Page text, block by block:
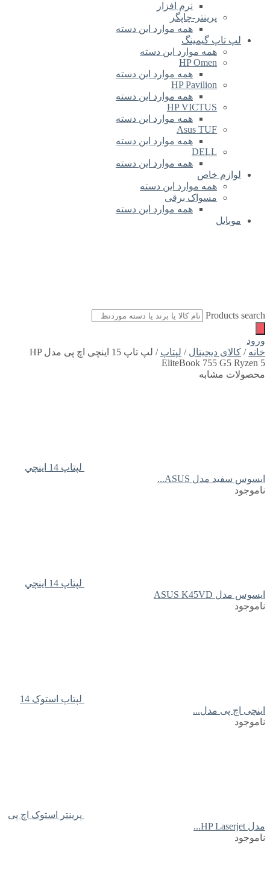
نرم افزار
پرینتر-چاپگر
همه موارد این دسته
لپ تاپ گیمینگ
همه موارد این دسته
HP Omen
همه موارد این دسته
HP Pavilion
همه موارد این دسته
HP VICTUS
همه موارد این دسته
Asus TUF
همه موارد این دسته
DELL
همه موارد این دسته
لوازم خاص
همه موارد این دسته
مسواک برقی
همه موارد این دسته
موبایل
Products search
ورود
خانه / کالای دیجیتال / لپتاپ
/ لپ تاپ 15 اینچی اچ پی مدل HP
EliteBook 755 G5 Ryzen 5
محصولات مشابه
لپتاپ 14 اينچي
ايسوس سفید مدل ASUS...
ناموجود
لپتاپ 14 اينچي
ايسوس مدل ASUS K45VD
ناموجود
لپتاپ استوک 14
اینچی اچ پی مدل...
ناموجود
پرینتر استوک اچ پی
مدل HP Laserjet...
ناموجود